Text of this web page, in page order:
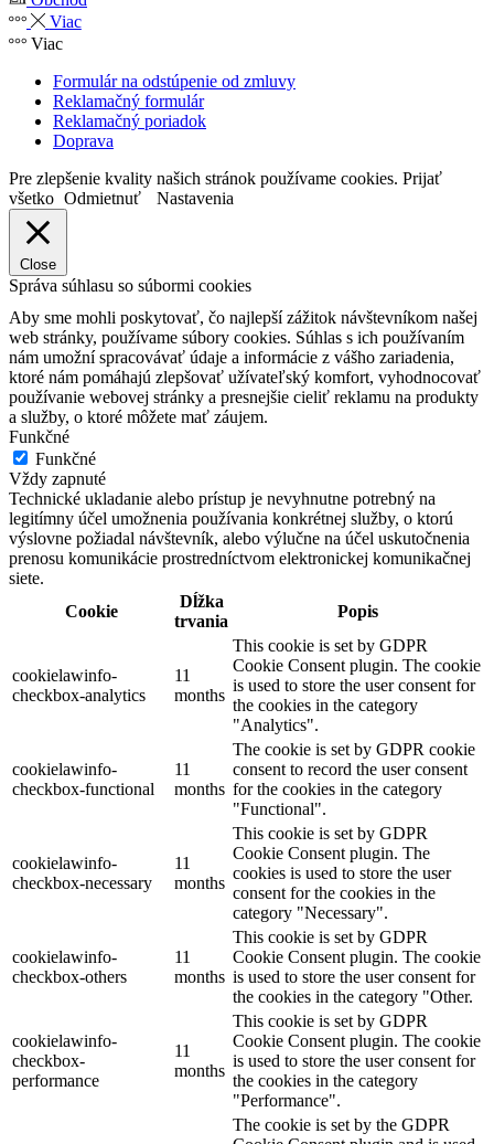
Viac
Viac
Formulár na odstúpenie od zmluvy
Reklamačný formulár
Reklamačný poriadok
Doprava
Pre zlepšenie kvality našich stránok používame cookies. Prijať
všetko Odmietnuť Nastavenia
Close
Správa súhlasu so súbormi cookies
Aby sme mohli poskytovať, čo najlepší zážitok návštevníkom našej
web stránky, používame súbory cookies. Súhlas s ich používaním
nám umožní spracovávať údaje a informácie z vášho zariadenia,
ktoré nám pomáhajú zlepšovať užívateľský komfort, vyhodnocovať
používanie webovej stránky a presnejšie cieliť reklamu na produkty
a služby, o ktoré môžete mať záujem.
Funkčné
Funkčné
Vždy zapnuté
Technické ukladanie alebo prístup je nevyhnutne potrebný na
legitímny účel umožnenia používania konkrétnej služby, o ktorú
výslovne požiadal návštevník, alebo výlučne na účel uskutočnenia
prenosu komunikácie prostredníctvom elektronickej komunikačnej
siete.
Cookie
Dĺžka
trvania
Popis
cookielawinfo-
checkbox-analytics
11
months
This cookie is set by GDPR
Cookie Consent plugin. The cookie
is used to store the user consent for
the cookies in the category
"Analytics".
cookielawinfo-
checkbox-functional
11
months
The cookie is set by GDPR cookie
consent to record the user consent
for the cookies in the category
"Functional".
cookielawinfo-
checkbox-necessary
11
months
This cookie is set by GDPR
Cookie Consent plugin. The
cookies is used to store the user
consent for the cookies in the
category "Necessary".
cookielawinfo-
checkbox-others
11
months
This cookie is set by GDPR
Cookie Consent plugin. The cookie
is used to store the user consent for
the cookies in the category "Other.
cookielawinfo-
checkbox-
performance
11
months
This cookie is set by GDPR
Cookie Consent plugin. The cookie
is used to store the user consent for
the cookies in the category
"Performance".
The cookie is set by the GDPR